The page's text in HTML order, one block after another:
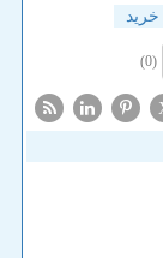
خرید
(0)